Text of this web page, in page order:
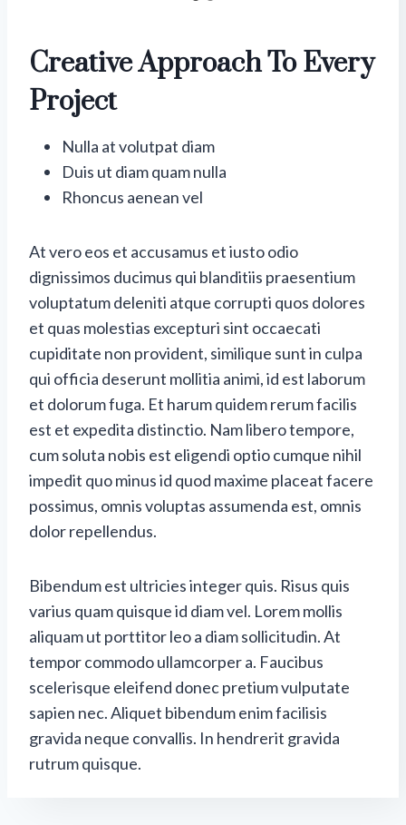
Creative Approach To Every
Project
Nulla at volutpat diam
Duis ut diam quam nulla
Rhoncus aenean vel
At vero eos et accusamus et iusto odio
dignissimos ducimus qui blanditiis praesentium
voluptatum deleniti atque corrupti quos dolores
et quas molestias excepturi sint occaecati
cupiditate non provident, similique sunt in culpa
qui officia deserunt mollitia animi, id est laborum
et dolorum fuga. Et harum quidem rerum facilis
est et expedita distinctio. Nam libero tempore,
cum soluta nobis est eligendi optio cumque nihil
impedit quo minus id quod maxime placeat facere
possimus, omnis voluptas assumenda est, omnis
dolor repellendus.
Bibendum est ultricies integer quis. Risus quis
varius quam quisque id diam vel. Lorem mollis
aliquam ut porttitor leo a diam sollicitudin. At
tempor commodo ullamcorper a. Faucibus
scelerisque eleifend donec pretium vulputate
sapien nec. Aliquet bibendum enim facilisis
gravida neque convallis. In hendrerit gravida
rutrum quisque.